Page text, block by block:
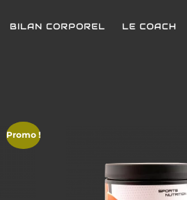
BILAN CORPOREL LE COACH
Promo !